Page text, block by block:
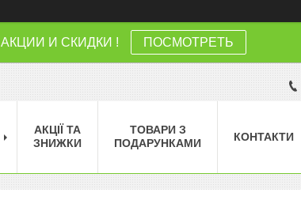
АКЦИИ И СКИДКИ ! ПОСМОТРЕТЬ
АКЦІЇ ТА
ЗНИЖКИ
ТОВАРИ З
ПОДАРУНКАМИ
КОНТАКТИ